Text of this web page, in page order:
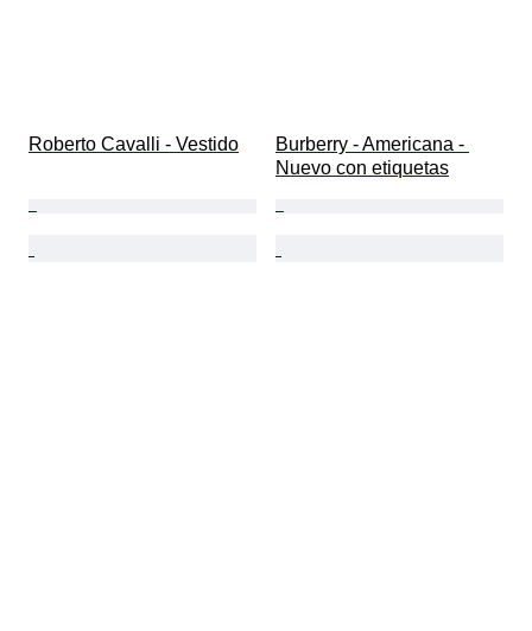
Roberto Cavalli - Vestido
Burberry - Americana -
Nuevo con etiquetas